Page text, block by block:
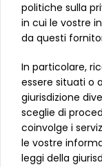
politiche sulla
in cui le vostre
da questi
In particolare,
essere situati o
giurisdizione
sceglie di
coinvolge i
le vostre
leggi della